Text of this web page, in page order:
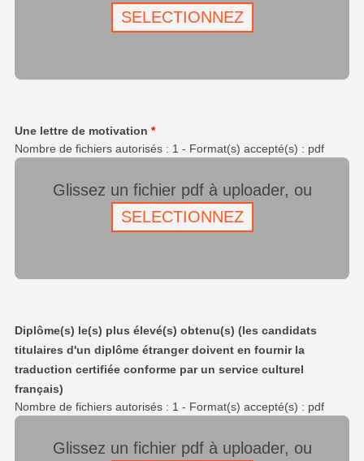
SELECTIONNEZ
Une lettre de motivation *
Nombre de fichiers autorisés : 1 - Format(s) accepté(s) : pdf
Glissez un fichier pdf à uploader, ou
SELECTIONNEZ
Diplôme(s) le(s) plus élevé(s) obtenu(s) (les candidats
titulaires d'un diplôme étranger doivent en fournir la
traduction certifiée conforme par un service culturel
français)
Nombre de fichiers autorisés : 1 - Format(s) accepté(s) : pdf
Glissez un fichier pdf à uploader, ou